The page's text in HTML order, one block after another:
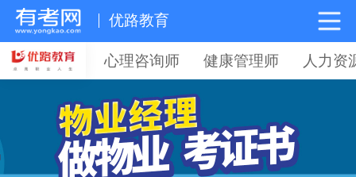
优路教育
心理咨询师 健康管理师 人力资